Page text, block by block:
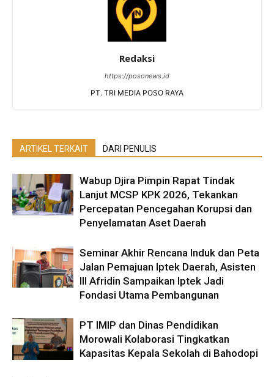
Redaksi
https://posonews.id
PT. TRI MEDIA POSO RAYA
ARTIKEL TERKAIT DARI PENULIS
Wabup Djira Pimpin Rapat Tindak
Lanjut MCSP KPK 2026, Tekankan
Percepatan Pencegahan Korupsi dan
Penyelamatan Aset Daerah
Seminar Akhir Rencana Induk dan Peta
Jalan Pemajuan Iptek Daerah, Asisten
III Afridin Sampaikan Iptek Jadi
Fondasi Utama Pembangunan
PT IMIP dan Dinas Pendidikan
Morowali Kolaborasi Tingkatkan
Kapasitas Kepala Sekolah di Bahodopi